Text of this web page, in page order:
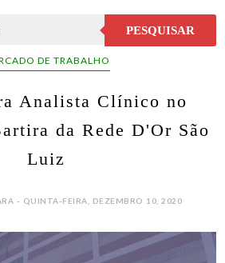
PESQUISAR
DE TRABALHO
Analista Clínico no
da Rede D'Or São
Luiz
- QUINTA-FEIRA, DEZEMBRO 10, 2020